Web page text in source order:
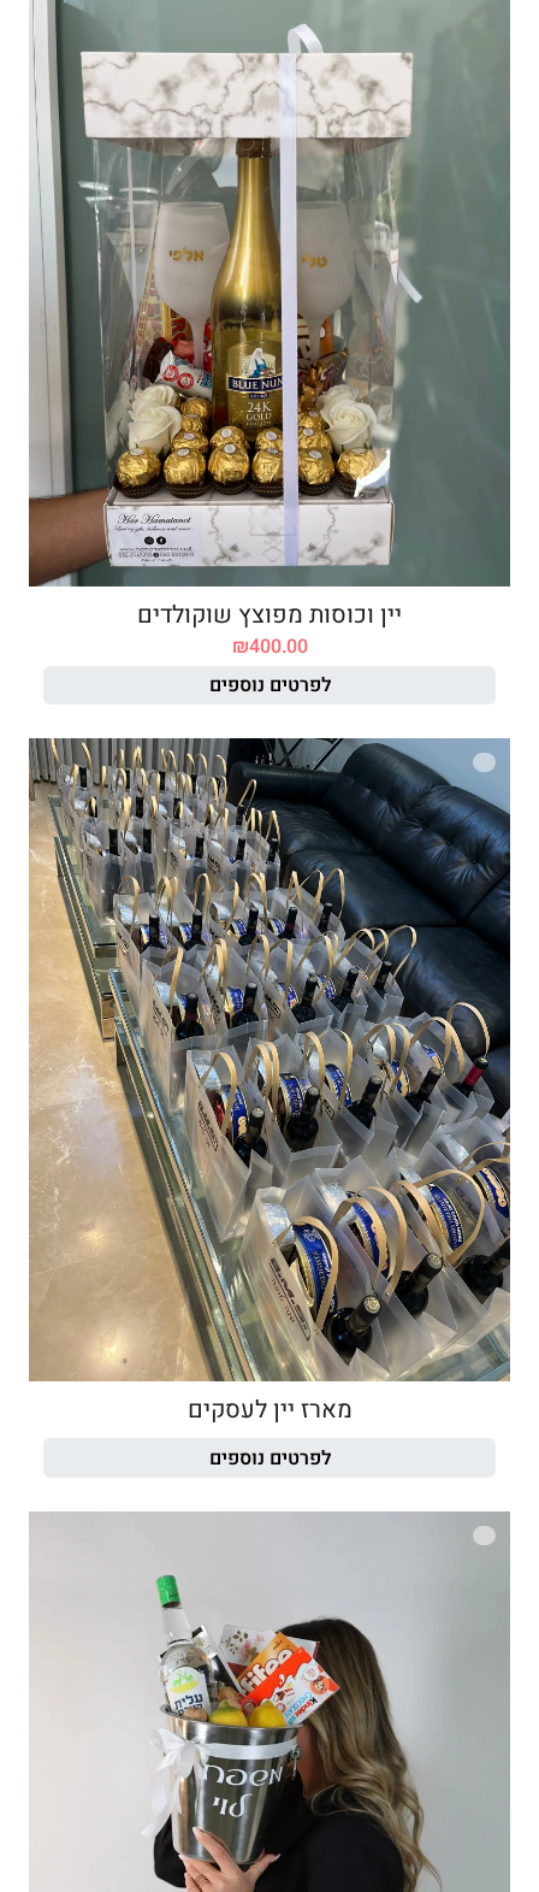
יין וכוסות מפוצץ שוקולדים
₪400.00
לפרטים נוספים
מארז יין לעסקים
לפרטים נוספים